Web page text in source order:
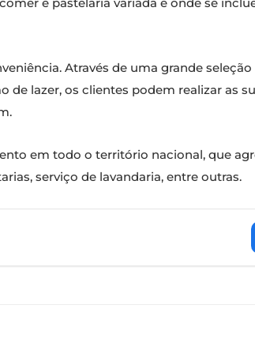
Através de uma grande
lazer, os clientes podem realizar as
em todo o território nacional, que
serviço de lavandaria, entre outras.